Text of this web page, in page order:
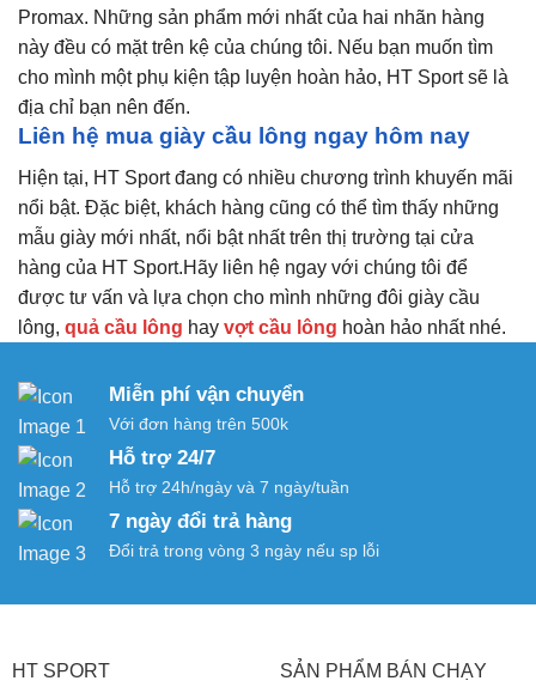
Promax. Những sản phẩm mới nhất của hai nhãn hàng
này đều có mặt trên kệ của chúng tôi. Nếu bạn muốn tìm
cho mình một phụ kiện tập luyện hoàn hảo, HT Sport sẽ là
địa chỉ bạn nên đến.
Liên hệ mua giày cầu lông ngay hôm nay
Hiện tại, HT Sport đang có nhiều chương trình khuyến mãi
nổi bật. Đặc biệt, khách hàng cũng có thể tìm thấy những
mẫu giày mới nhất, nổi bật nhất trên thị trường tại cửa
hàng của HT Sport.Hãy liên hệ ngay với chúng tôi để
được tư vấn và lựa chọn cho mình những đôi giày cầu
lông, quả cầu lông hay vợt cầu lông hoàn hảo nhất nhé.
Miễn phí vận chuyển
Với đơn hàng trên 500k
Hỗ trợ 24/7
Hỗ trợ 24h/ngày và 7 ngày/tuần
7 ngày đổi trả hàng
Đổi trả trong vòng 3 ngày nếu sp lỗi
HT SPORT SẢN PHẨM BÁN CHẠY